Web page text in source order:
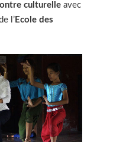
culturelle avec
l’ Ecole des